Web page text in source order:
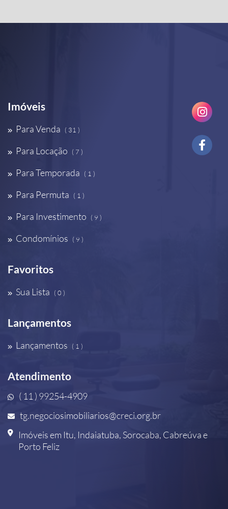
Imóveis
Para Venda ( 31 )
Para Locação ( 7 )
Para Temporada ( 1 )
Para Permuta ( 1 )
Para Investimento ( 9 )
Condomínios ( 9 )
Favoritos
Sua Lista ( 0 )
Lançamentos
Lançamentos ( 1 )
Atendimento
( 11 ) 99254-4909
tg.negociosimobiliarios@creci.org.br
Imóveis em Itu, Indaiatuba, Sorocaba, Cabreúva e
Porto Feliz